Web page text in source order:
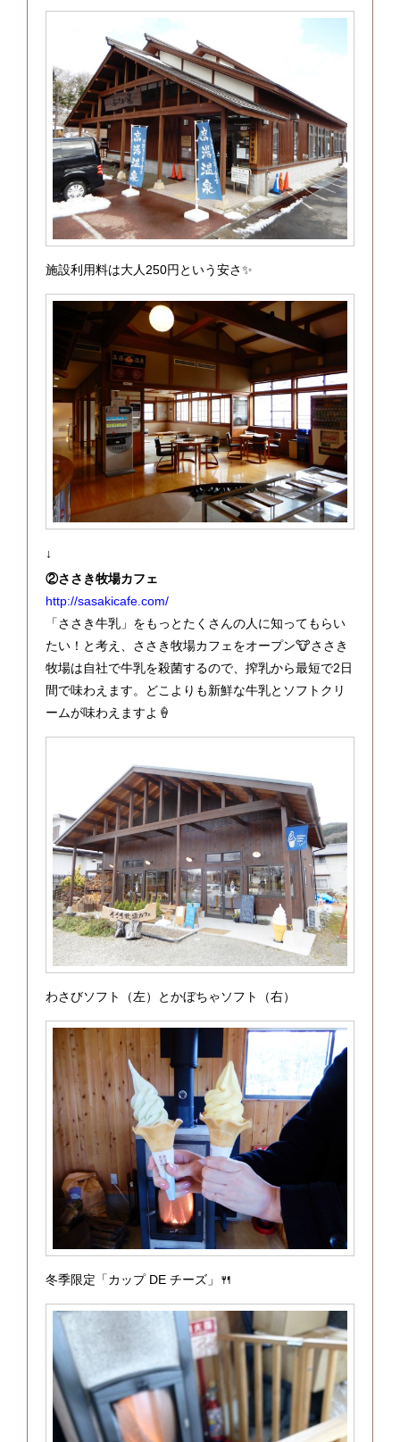
施設利用料は大人250円という安さ✨
↓
②ささき牧場カフェ
http://sasakicafe.com/
「ささき牛乳」をもっとたくさんの人に知ってもらい
たい！と考え、ささき牧場カフェをオープン🐮ささき
牧場は自社で牛乳を殺菌するので、搾乳から最短で2日
間で味わえます。どこよりも新鮮な牛乳とソフトクリ
ームが味わえますよ🍦
わさびソフト（左）とかぼちゃソフト（右）
冬季限定「カップ DE チーズ」🍴